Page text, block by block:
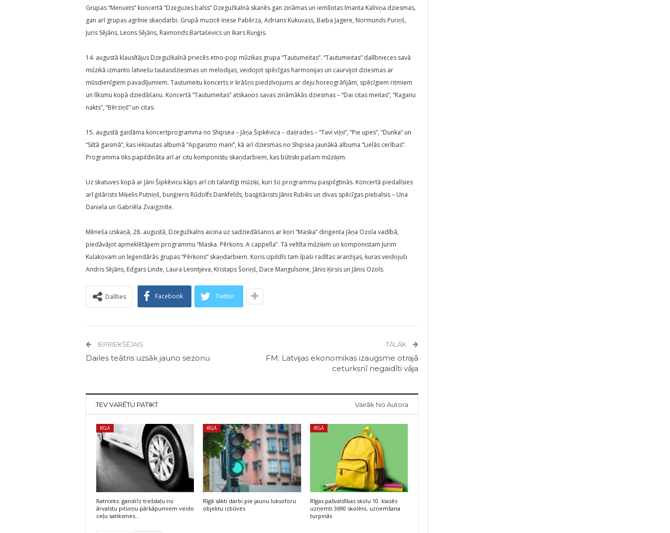
Grupas “Menuets” koncertā “Dzeguzes balss” Dzegužkalnā skanēs gan zināmas un iemīļotas Imanta Kalniņa dziesmas,
gan arī grupas agrīnie skaņdarbi. Grupā muzicē Inese Pabērza, Adrians Kukuvass, Baiba Jagere, Normunds Puriņš,
Juris Sējāns, Leons Sējāns, Raimonds Bartaševics un Ikars Ruņģis.
14. augustā klausītājus Dzegužkalnā priecēs etno-pop mūzikas grupa “Tautumeitas”. “Tautumeitas” dalībnieces savā
mūzikā izmanto latviešu tautasdziesmas un melodijas, veidojot spēcīgas harmonijas un caurvijot dziesmas ar
mūsdienīgiem pavadījumiem. Tautumeitu koncerts ir krāšņs piedzīvojums ar deju horeogrāfijām, spēcīgiem ritmiem
un līksmu kopā dziedāšanu. Koncertā “Tautumeitas” atskaņos savas zināmākās dziesmas – “Dai citas meitas”, “Raganu
nakts”, “Bērziņš” un citas.
15. augustā gaidāma koncertprogramma no Shipsea – Jāņa Šipkēvica – daiļrades – “Tavi viļņi”, “Pie upes”, “Dunka” un
“Siltā gaismā”, kas iekļautas albumā “Apgaismo mani”, kā arī dziesmas no Shipsea jaunākā albuma “Lielās cerības”.
Programma tiks papildināta arī ar citu komponistu skaņdarbiem, kas būtiski pašam mūziķim.
Uz skatuves kopā ar Jāni Šipkēvicu kāps arī citi talantīgi mūziķi, kuri šo programmu paspilgtinās. Koncertā piedalīsies
arī ģitārists Miķelis Putniņš, bunģieris Rūdolfs Dankfelds, basģitārists Jānis Rubiks un divas spēcīgas piebalsis – Una
Daniela un Gabriēla Zvaigznīte.
Mēneša izskaņā, 28. augustā, Dzegužkalns aicina uz sadziedāšanos ar kori “Maska” diriģenta Jāņa Ozola vadībā,
piedāvājot apmeklētājiem programmu “Maska. Pērkons. A cappella”. Tā veltīta mūziķim un komponistam Jurim
Kulakovam un leģendārās grupas “Pērkons” skaņdarbiem. Koris izpildīs tam īpaši radītas aranžijas, kuras veidojuši
Andris Sējāns, Edgars Linde, Laura Leontjeva, Kristaps Šoriņš, Dace Mangulsone, Jānis Ķirsis un Jānis Ozols.
Dalīties Facebook Twitter
IEPRIEKŠĒJAIS
Dailes teātris uzsāk jauno sezonu
TĀLĀK
FM: Latvijas ekonomikas izaugsme otrajā
ceturksnī negaidīti vāja
TEV VARĒTU PATIKT Vairāk No Autora
RĪGĀ
Ratnieks: gandrīz trešdaļu no
ārvalstu pilsoņu pārkāpumiem veido
ceļu satiksmes…
RĪGĀ
Rīgā sākti darbi pie jaunu luksoforu
objektu izbūves
RĪGĀ
Rīgas pašvaldības skolu 10. klasēs
uzņemti 3690 skolēni, uzņemšana
turpinās